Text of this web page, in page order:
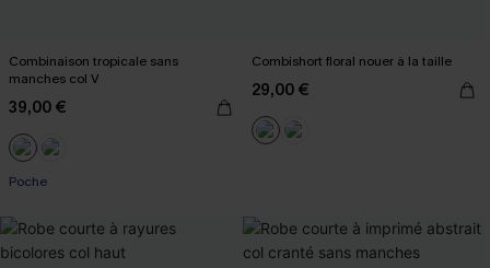
Combinaison tropicale sans
manches col V
39,00 €
Poche
Combishort floral nouer à la taille
29,00 €